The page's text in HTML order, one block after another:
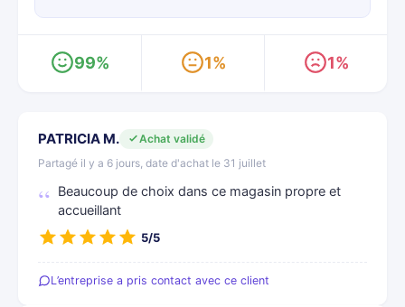
99% 1% 1%
PATRICIA M.
Achat validé
Partagé il y a 6 jours, date d'achat le 31 juillet
Beaucoup de choix dans ce magasin propre et
accueillant
5/5
L’entreprise a pris contact avec ce client